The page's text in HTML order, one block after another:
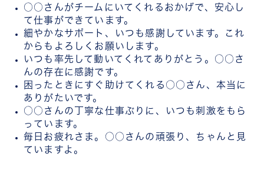
○○さんがチームにいてくれるおかげで、安心し
て仕事ができています。
細やかなサポート、いつも感謝しています。これ
からもよろしくお願いします。
いつも率先して動いてくれてありがとう。○○さ
んの存在に感謝です。
困ったときにすぐ助けてくれる○○さん、本当に
ありがたいです。
○○さんの丁寧な仕事ぶりに、いつも刺激をもら
っています。
毎日お疲れさま。○○さんの頑張り、ちゃんと見
ていますよ。